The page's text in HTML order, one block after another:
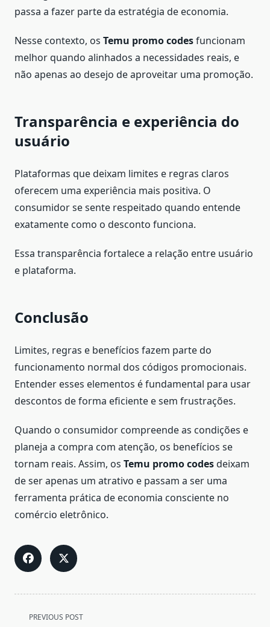
passa a fazer parte da estratégia de economia.
Nesse contexto, os Temu promo codesfuncionam
melhor quando alinhados a necessidades reais, e
não apenas ao desejo de aproveitar uma promoção.
Transparência e experiência do
usuário
Plataformas que deixam limites e regras claros
oferecem uma experiência mais positiva. O
consumidor se sente respeitado quando entende
exatamente como o desconto funciona.
Essa transparência fortalece a relação entre usuário
e plataforma.
Conclusão
Limites, regras e benefícios fazem parte do
funcionamento normal dos códigos promocionais.
Entender esses elementos é fundamental para usar
descontos de forma eficiente e sem frustrações.
Quando o consumidor compreende as condições e
planeja a compra com atenção, os benefícios se
tornam reais. Assim, os Temu promo codesdeixam
de ser apenas um atrativo e passam a ser uma
ferramenta prática de economia consciente no
comércio eletrônico.
<spanPREVIOUS POST